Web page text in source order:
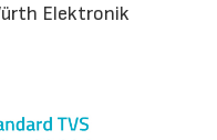
Elektronik